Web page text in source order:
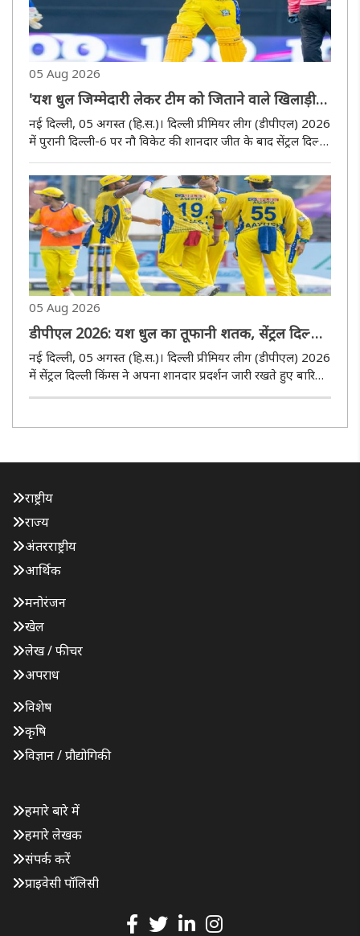
05 Aug 2026
'यश धुल जिम्मेदारी लेकर टीम को जिताने वाले खिलाड़ी
हैं': मनी ग्रेवाल
नई दिल्ली, 05 अगस्त (हि.स.)। दिल्ली प्रीमियर लीग (डीपीएल) 2026
में पुरानी दिल्ली-6 पर नौ विकेट की शानदार जीत के बाद सेंट्रल दिल्ली
किंग्स के तेज गेंदबाज मनी ग्रेवाल ने टीम के कप्तान यश धुल की
जमकर सराहना की। उन्होंने कहा कि यश धुल ऐसे खिलाड़ी हैं,..
05 Aug 2026
डीपीएल 2026: यश धुल का तूफानी शतक, सेंट्रल दिल्ली
किंग्स ने पुरानी दिल्ली 6 को 9 विकेट से रौंदा
नई दिल्ली, 05 अगस्त (हि.स.)। दिल्ली प्रीमियर लीग (डीपीएल) 2026
में सेंट्रल दिल्ली किंग्स ने अपना शानदार प्रदर्शन जारी रखते हुए बारिश
से प्रभावित 15-15 ओवर के मुकाबले में पुरानी दिल्ली 6 को नौ
राष्ट्रीय
राज्य
अंतरराष्ट्रीय
आर्थिक
मनोरंजन
खेल
लेख / फीचर
अपराध
विशेष
कृषि
विज्ञान / प्रौद्योगिकी
हमारे बारे में
हमारे लेखक
संपर्क करें
प्राइवेसी पॉलिसी